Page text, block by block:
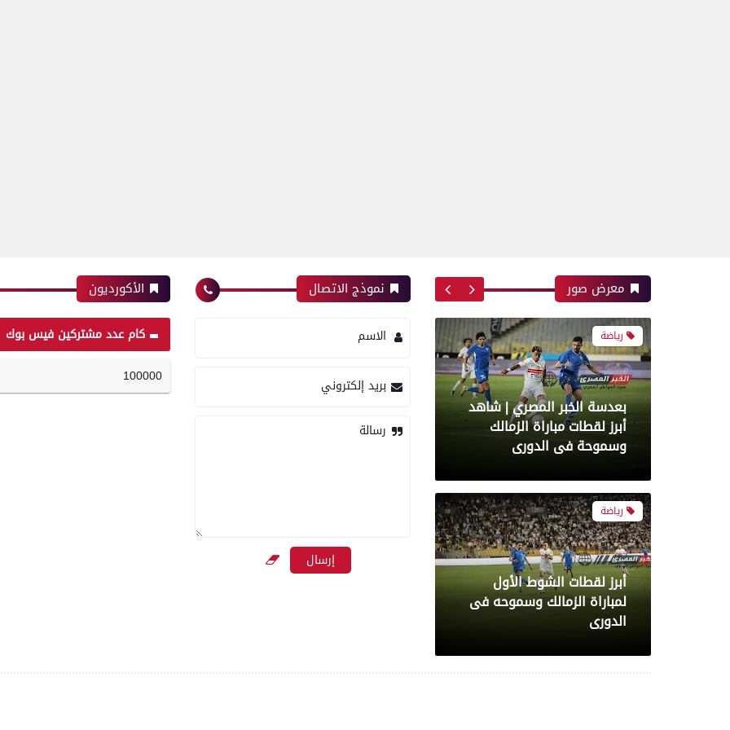
معرض صور
إنبي فى الدورى
رياضة
بعدسة الخبر المصري | شاهد
أبرز لقطات مباراة الزمالك
وسموحة فى الدورى
رياضة
أبرز لقطات الشوط الأول
لمباراة الزمالك وسموحه فى
الدورى
نموذج الاتصال
الاسم
بريد إلكتروني
رسالة
الأكورديون
كام عدد مشتركين فيس بوك
100000